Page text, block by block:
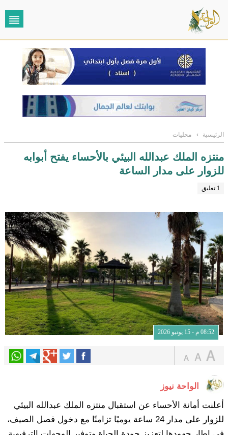
الرئيسية › محليات
منتزه الملك عبدالله البيئي بالأحساء يفتح أبوابه
للزوار على مدار الساعة
1 تعليق
08:52 م - 15 يونيو 2026
الواحة نيوز
أعلنت أمانة الأحساء عن استقبال منتزه الملك عبدالله البيئي
للزوار على مدار 24 ساعة يوميًا تزامنًا مع دخول فصل الصيف،